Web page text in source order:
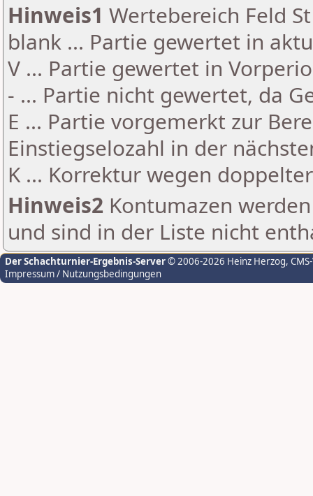
Hinweis1 Wertebereich Feld
blank ... Partie gewertet in
V ... Partie gewertet in
- ... Partie nicht gewertet, da
E ... Partie vorgemerkt zur
Einstiegselozahl in der
K ... Korrektur wegen
Hinweis2 Kontumazen
und sind in der Liste nicht
Der Schachturnier-Ergebnis-Server© 2006-2026 Heinz Herzog,
Impressum / Nutzungsbedingungen